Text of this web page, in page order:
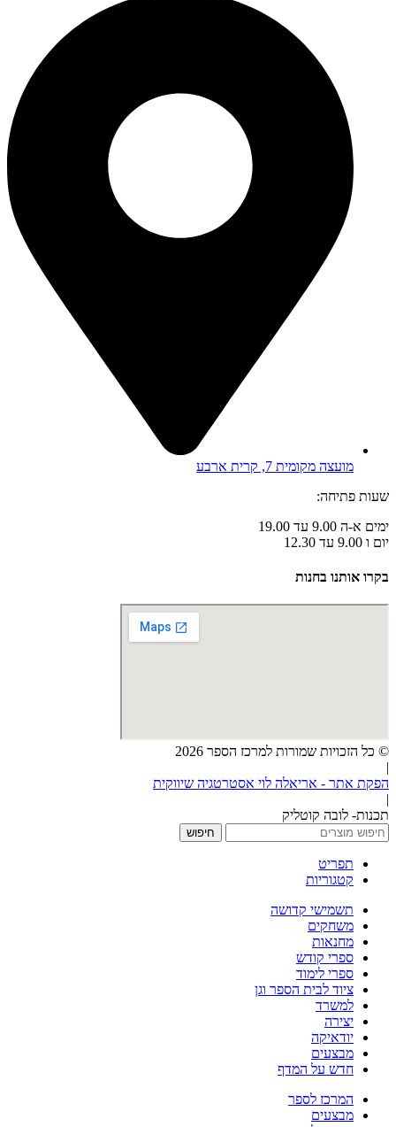
מועצה מקומית 7, קרית ארבע
שעות פתיחה:
ימים א-ה 9.00 עד 19.00
יום ו 9.00 עד 12.30
בקרו אותנו בחנות
© כל הזכויות שמורות למרכז הספר 2026
|
הפקת אתר - אריאלה לוי אסטרטגיה שיווקית
|
תכנות- לובה קוטליק
חיפוש
תפריט
קטגוריות
תשמישי קדושה
משחקים
מחנאות
ספרי קודש
ספרי לימוד
ציוד לבית הספר וגן
למשרד
יצירה
יודאיקה
מבצעים
חדש על המדף
המרכז לספר
מבצעים